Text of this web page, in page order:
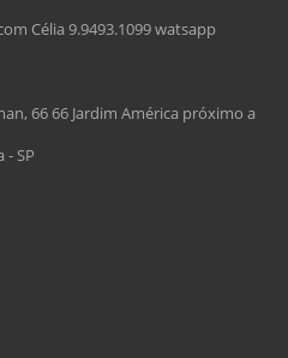
Célia 9.9493.1099 watsapp
66 66 Jardim América próximo a
- SP